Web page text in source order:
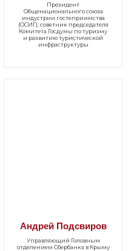
Президент
Общенационального союза
индустрии гостеприимства
(ОСИГ), советник председателя
Комитета Госдумы по туризму
и развитию туристической
инфраструктуры
Андрей Подсвиров
Управляющий Головным
отделением Сбербанка в Крыму